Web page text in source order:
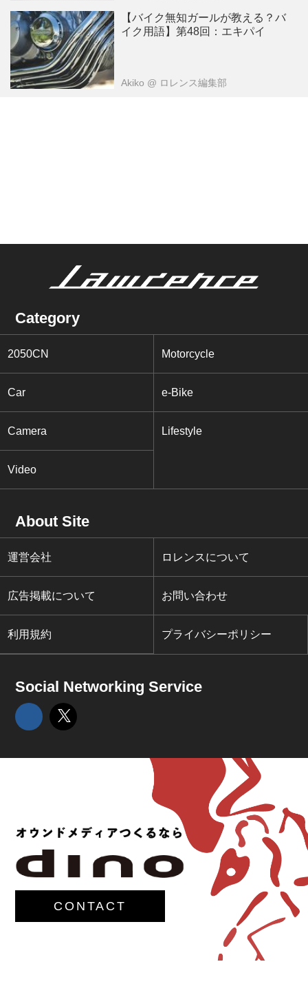
【バイク無知ガールが教える？バ
イク用語】第48回：エキパイ
Akiko @ ロレンス編集部
Category
2050CN Motorcycle
Car e-Bike
Camera Lifestyle
Video
About Site
運営会社 ロレンスについて
広告掲載について お問い合わせ
利用規約 プライバシーポリシー
Social Networking Service
CONTACT